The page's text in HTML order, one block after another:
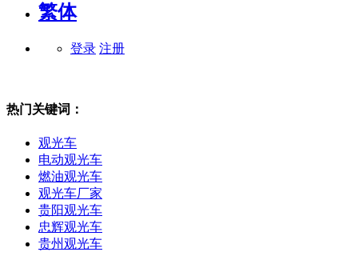
繁体
登录 注册
热门关键词：
观光车
电动观光车
燃油观光车
观光车厂家
贵阳观光车
忠辉观光车
贵州观光车